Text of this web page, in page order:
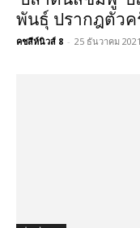
พันธุ์ ปรากฎตัวค
คชสีห์นิวส์ 8 - 25 ธันวาคม 2021